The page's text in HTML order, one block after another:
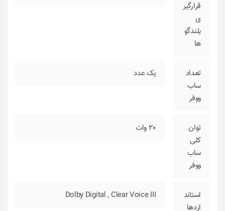
قرارگیر
ی
بلندگو
ها
تعداد
ساب
ووفر
یک عدد
توان
کلی
ساب
ووفر
20 وات
استاند
اردها
Dolby Digital, Clear Voice III